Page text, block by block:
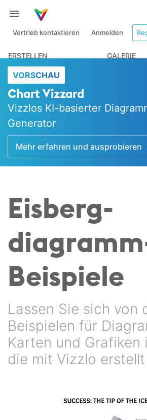
Vertrieb kontaktieren Anmelden
ERSTELLEN GALERIE
VORSCHAU
Chart Vizzard
Vizzlos KI-basierter
Generator
Mehr erfahren und ausprobieren
Eisberg­
Beispiele
Lassen Sie sich von
Beispielen für
Karten und Grafiken
die mit Vizzlo